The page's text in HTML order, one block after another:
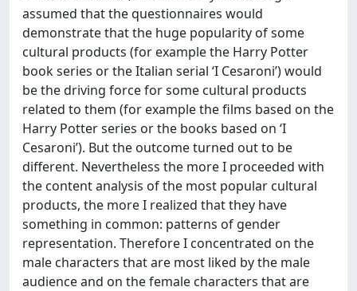
assumed that the questionnaires would
demonstrate that the huge popularity of some
cultural products (for example the Harry Potter
book series or the Italian serial ‘I Cesaroni’) would
be the driving force for some cultural products
related to them (for example the films based on the
Harry Potter series or the books based on ‘I
Cesaroni’). But the outcome turned out to be
different. Nevertheless the more I proceeded with
the content analysis of the most popular cultural
products, the more I realized that they have
something in common: patterns of gender
representation. Therefore I concentrated on the
male characters that are most liked by the male
audience and on the female characters that are